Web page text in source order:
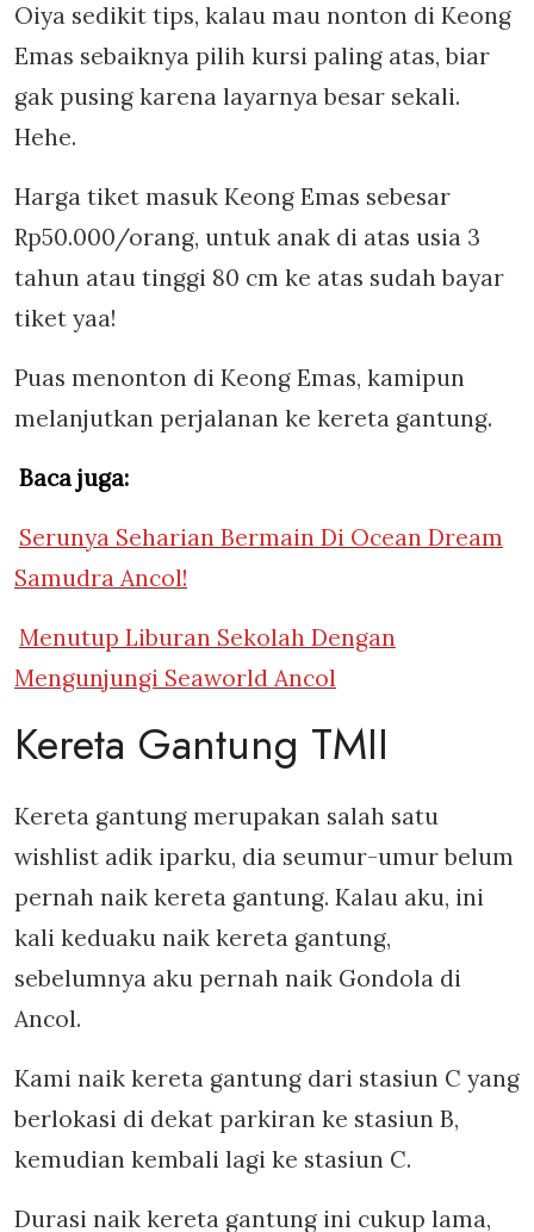
Oiya sedikit tips, kalau mau nonton di Keong
Emas sebaiknya pilih kursi paling atas, biar
gak pusing karena layarnya besar sekali.
Hehe.
Harga tiket masuk Keong Emas sebesar
Rp50.000/orang, untuk anak di atas usia 3
tahun atau tinggi 80 cm ke atas sudah bayar
tiket yaa!
Puas menonton di Keong Emas, kamipun
melanjutkan perjalanan ke kereta gantung.
Baca juga:
Serunya Seharian Bermain Di Ocean Dream
Samudra Ancol!
Menutup Liburan Sekolah Dengan
Mengunjungi Seaworld Ancol
Kereta Gantung TMII
Kereta gantung merupakan salah satu
wishlist adik iparku, dia seumur-umur belum
pernah naik kereta gantung. Kalau aku, ini
kali keduaku naik kereta gantung,
sebelumnya aku pernah naik Gondola di
Ancol.
Kami naik kereta gantung dari stasiun C yang
berlokasi di dekat parkiran ke stasiun B,
kemudian kembali lagi ke stasiun C.
Durasi naik kereta gantung ini cukup lama,